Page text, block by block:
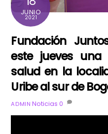
JUNIO
2021
Fundación
este jueves
salud en la
Uribe al sur de
ADMIN Noticias 0